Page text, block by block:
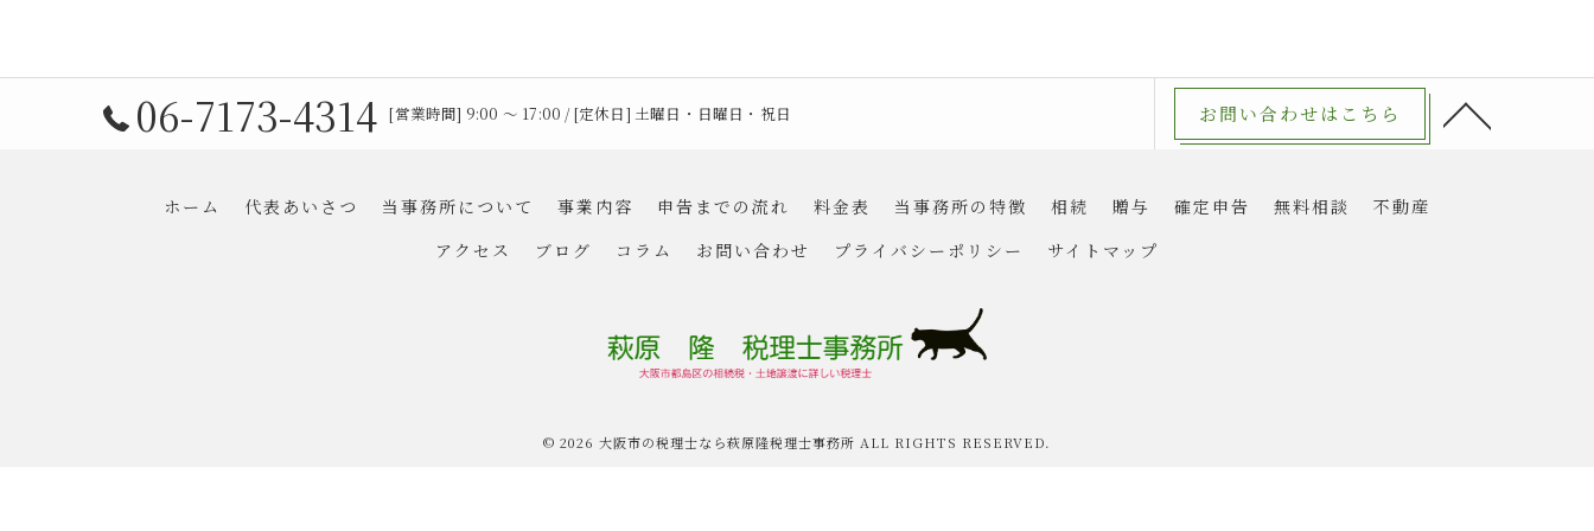
06-7173-4314 [営業時間] 9:00 〜 17:00 / [定休日] 土曜日・日曜日・祝日 お問い合わせはこちら
ホーム 代表あいさつ 当事務所について 事業内容 申告までの流れ 料金表 当事務所の特徴 相続 贈与 確定申告 無料相談
不動産
アクセス
ブログ コラム お問い合わせ プライバシーポリシー サイトマップ
© 2026 大阪市の税理士なら萩原隆税理士事務所 ALL RIGHTS RESERVED.